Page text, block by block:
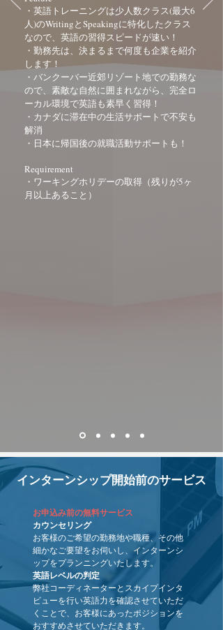
・英語トレーニングは少人数クラス(最大6
人)のWritingとSpeakingに特化したクラス
なので、英語の習得スピードが速い！
・勤務先は、決まるまで何度も企業を紹介
します！
・バンクーバー近郊リゾート地での勤務な
ので、素敵な自然に囲まれながら、完全ロ
ーカル環境で英語も素早く習得！
・カナダに滞在中の生活サポートで不安も
解消
・日本に帰国後の就職活動サポートも！
Requirement
・ワーキングホリデーの取得（残りが5ヶ
月以上あること）
インターンシップ開始前のサービス
お申込み前の無料サービス
カウンセリング
お客様のご希望の勤務地や職種、その他
細かなご要望をお伺いし、インターンシ
ップをプランニングいたします。
英語レベルの判定
弊社コーディネーターとスカイプインタ
ビューを行い英語力を確認させていただ
くことで、お客様にあったポジションを
おすすめさせていただきます。